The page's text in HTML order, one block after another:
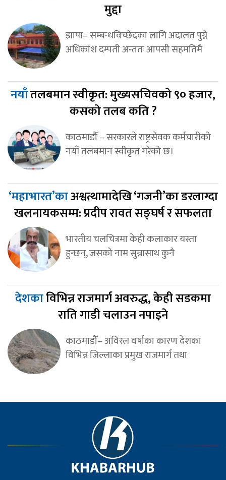
मुद्दा
झापा– सम्बन्धविच्छेदका लागि अदालत पुग्ने
अधिकांश दम्पती अन्ततः आपसी सहमतिमै
नयाँतलबमान स्वीकृत: मुख्यसचिवको ९० हजार,
कसको तलब कति ?
काठमाडौँ – सरकारले राष्ट्रसेवक कर्मचारीको
नयाँ तलबमान स्वीकृत गरेको छ।
‘महाभारत’काअश्वत्थामादेखि ‘गजनी’का डरलाग्दा
खलनायकसम्म: प्रदीप रावत सङ्घर्ष र सफलता
भारतीय चलचित्रमा केही कलाकार यस्ता
हुन्छन्, जसको नाम सुन्नासाथ कुनै
देशकाविभिन्न राजमार्ग अवरुद्ध, केही सडकमा
राति गाडी चलाउन नपाइने
काठमाडौँ– अविरल वर्षाका कारण देशका
विभिन्न जिल्लाका प्रमुख राजमार्ग तथा